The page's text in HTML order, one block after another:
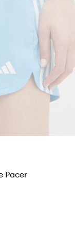
Pacer